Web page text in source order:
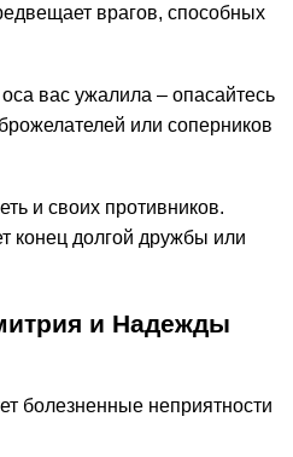
врагов, способных
вас ужалила – опасайтесь
или соперников
и своих противников.
конец долгой дружбы или
и Надежды
болезненные неприятности